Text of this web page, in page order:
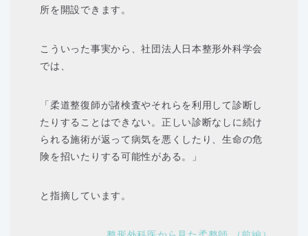
所を開設できます。
こういった事実から、社団法人日本整形外科学会
では、
「柔道整復師が諸検査やそれらを利用して診断し
たりすることはできない。正しい診断なしに続け
られる施術が返って病気を悪くしたり、生命の危
険を招いたりする可能性がある。」
と指摘しています。